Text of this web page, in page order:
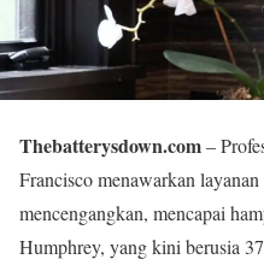
Thebatterysdown.com–
Francisco menawarkan
mencengangkan, mencapai
Humphrey, yang kini berusia